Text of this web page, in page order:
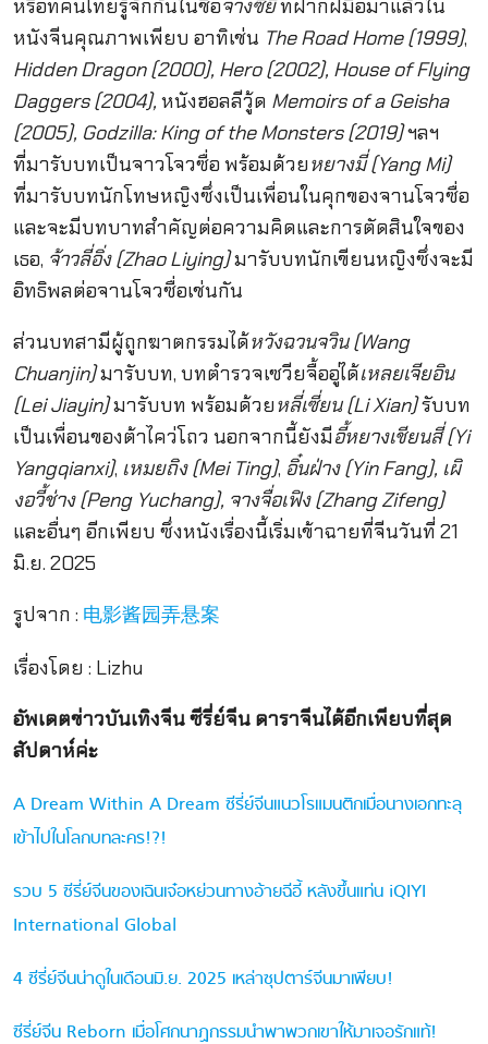
หรือที่คนไทยรู้จักกันในชื่อจางซิยี่ที่ฝากฝีมือมาแล้วใน
หนังจีนคุณภาพเพียบ อาทิเช่น The Road Home (1999),
Hidden Dragon (2000), Hero (2002), House of Flying
Daggers (2004), หนังฮอลลีวู้ด Memoirs of a Geisha
(2005), Godzilla: King of the Monsters (2019)ฯลฯ
ที่มารับบทเป็นจาวโจวซื่อ พร้อมด้วยหยางมี่ (Yang Mi)
ที่มารับบทนักโทษหญิงซึ่งเป็นเพื่อนในคุกของจานโจวซื่อ
และจะมีบทบาทสำคัญต่อความคิดและการตัดสินใจของ
เธอ, จ้าวลี่อิ่ง (Zhao Liying)มารับบทนักเขียนหญิงซึ่งจะมี
อิทธิพลต่อจานโจวซื่อเช่นกัน
ส่วนบทสามีผู้ถูกฆาตกรรมได้หวังฉวนจวิน (Wang
Chuanjin)มารับบท, บทตำรวจเซวียจื้ออู่ได้เหลยเจียอิน
(Lei Jiayin)มารับบท พร้อมด้วยหลี่เซี่ยน (Li Xian)รับบท
เป็นเพื่อนของต้าไคว่โถว นอกจากนี้ยังมีอี้หยางเชียนสี่ (Yi
Yangqianxi), เหมยถิง (Mei Ting), อิ๋นฝ่าง (Yin Fang), เผิ
งอวี้ช่าง (Peng Yuchang), จางจื่อเฟิง (Zhang Zifeng)
และอื่นๆ อีกเพียบ ซึ่งหนังเรื่องนี้เริ่มเข้าฉายที่จีนวันที่ 21
มิ.ย. 2025
รูปจาก : 电影酱园弄悬案
เรื่องโดย : Lizhu
อัพเดตข่าวบันเทิงจีน ซีรี่ย์จีน ดาราจีนได้อีกเพียบที่สุด
สัปดาห์ค่ะ
A Dream Within A Dream ซีรี่ย์จีนแนวโรแมนติกเมื่อนางเอกทะลุ
เข้าไปในโลกบทละคร!?!
รวบ 5 ซีรี่ย์จีนของเฉินเจ๋อหย่วนทางอ้ายฉีอี้ หลังขึ้นแท่น iQIYI
International Global
4 ซีรี่ย์จีนน่าดูในเดือนมิ.ย. 2025 เหล่าซุปตาร์จีนมาเพียบ!
ซีรี่ย์จีน Reborn เมื่อโศกนาฏกรรมนำพาพวกเขาให้มาเจอรักแท้!